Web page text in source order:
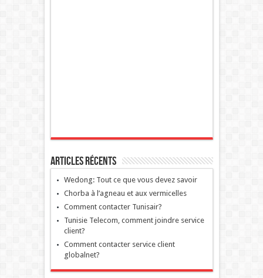
Articles récents
Wedong: Tout ce que vous devez savoir
Chorba à l’agneau et aux vermicelles
Comment contacter Tunisair?
Tunisie Telecom, comment joindre service
client?
Comment contacter service client
globalnet?